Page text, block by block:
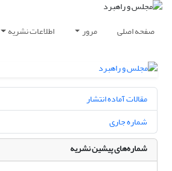
صفحه اصلی مرور اطلاعات نشریه
مقالات آماده انتشار
شماره جاری
شماره‌های پیشین نشریه